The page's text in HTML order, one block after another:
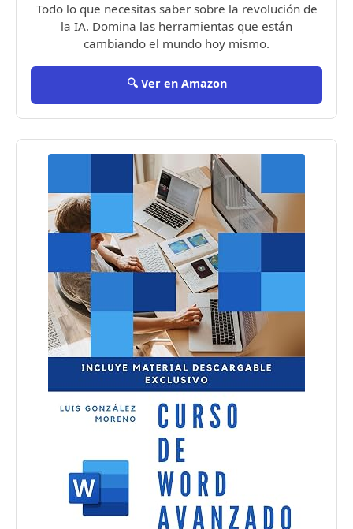
Todo lo que necesitas saber sobre la revolución de
la IA. Domina las herramientas que están
cambiando el mundo hoy mismo.
🔍 Ver en Amazon